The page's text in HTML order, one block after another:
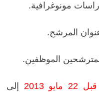
مونوغرافية.
المرشح.
الموظفين.
قبل 22 مايو 2013
إلى